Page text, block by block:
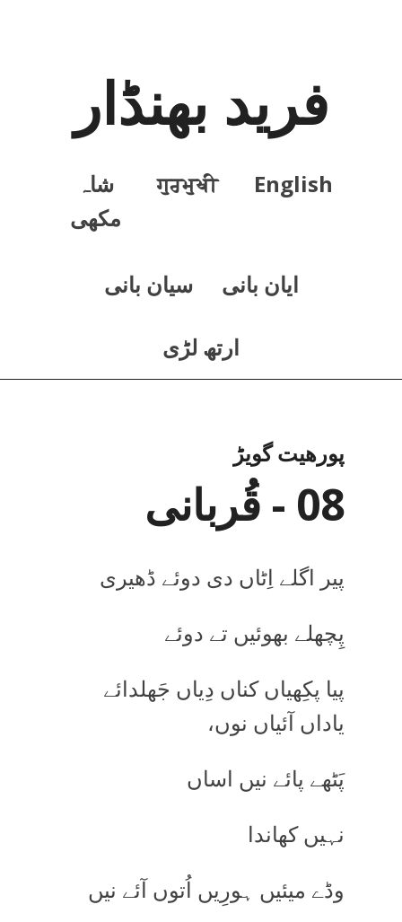
فرید بھنڈار
English
ਗੁਰਮੁਖੀ
شاہ
مکھی
ايان بانی سيان بانی
ارتھ لڑی
پورھیت گویڑ
08 - قُربانی
پیر اگلے اِٹاں دی دوئے ڈھیری
پِچھلے بھوئیں تے دوئے
پیا پکِھیاں کناں دِیاں جَھلدائے
یاداں آئیاں نوں،
پَٹھے پائے نیں اساں
نہیں کھاندا
وڈے میئیں ہورِیں اُتوں آئے نیں